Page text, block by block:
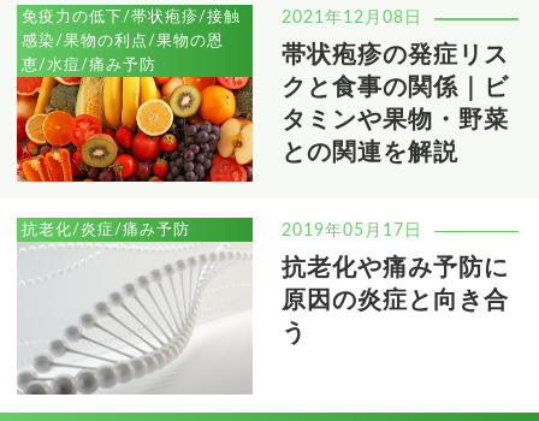
免疫力の低下/帯状疱疹/接触
感染/果物の利点/果物の恩
恵/水痘/痛み予防
2021年12月08日
帯状疱疹の発症リス
クと食事の関係｜ビ
タミンや果物・野菜
との関連を解説
抗老化/炎症/痛み予防 2019年05月17日
抗老化や痛み予防に
原因の炎症と向き合
う